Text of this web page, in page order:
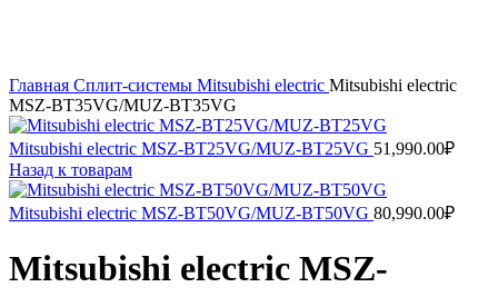
Главная Сплит-системы Mitsubishi electric Mitsubishi electric
MSZ-BT35VG/MUZ-BT35VG
Mitsubishi electric MSZ-BT25VG/MUZ-BT25VG 51,990.00₽
Назад к товарам
Mitsubishi electric MSZ-BT50VG/MUZ-BT50VG 80,990.00₽
Mitsubishi electric MSZ-